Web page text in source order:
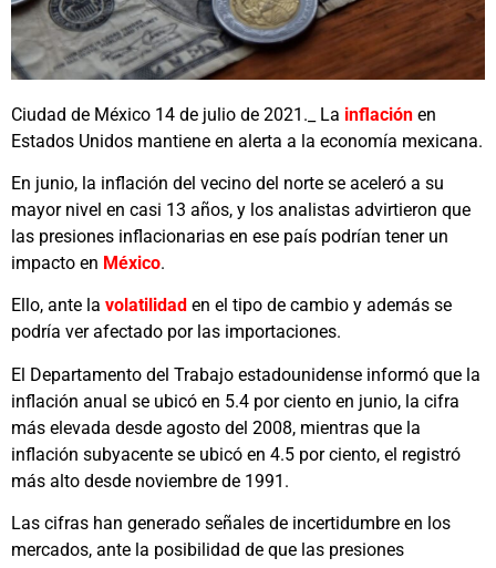
Ciudad de México 14 de julio de 2021._ La inflación en
Estados Unidos mantiene en alerta a la economía mexicana.
En junio, la inflación del vecino del norte se aceleró a su
mayor nivel en casi 13 años, y los analistas advirtieron que
las presiones inflacionarias en ese país podrían tener un
impacto en México.
Ello, ante la volatilidad en el tipo de cambio y además se
podría ver afectado por las importaciones.
El Departamento del Trabajo estadounidense informó que la
inflación anual se ubicó en 5.4 por ciento en junio, la cifra
más elevada desde agosto del 2008, mientras que la
inflación subyacente se ubicó en 4.5 por ciento, el registró
más alto desde noviembre de 1991.
Las cifras han generado señales de incertidumbre en los
mercados, ante la posibilidad de que las presiones